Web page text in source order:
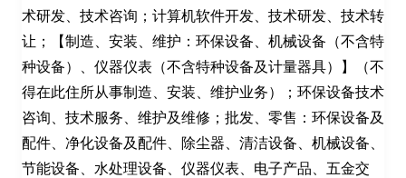
术研发、技术咨询；计算机软件开发、技术研发、技术转
让；【制造、安装、维护：环保设备、机械设备（不含特
种设备）、仪器仪表（不含特种设备及计量器具）】（不
得在此住所从事制造、安装、维护业务）；环保设备技术
咨询、技术服务、维护及维修；批发、零售：环保设备及
配件、净化设备及配件、除尘器、清洁设备、机械设备、
节能设备、水处理设备、仪器仪表、电子产品、五金交